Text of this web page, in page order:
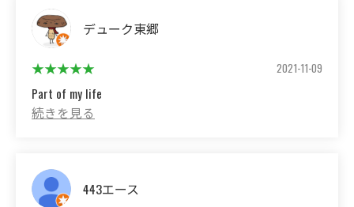
through boxing
You can train your mental strength.
This is a gym that I can recommend to everyone, regardless
of age or gender.
日々の生活に刺激がほしいなぁと思う方は仕事終わ
りに是非^_^
It's the best place! There's nothing scary about it, and you
can enjoy boxing for the purpose of losing weight, and you
life through various projects!
デューク東郷
2021-11-09
Part of my life
443エース